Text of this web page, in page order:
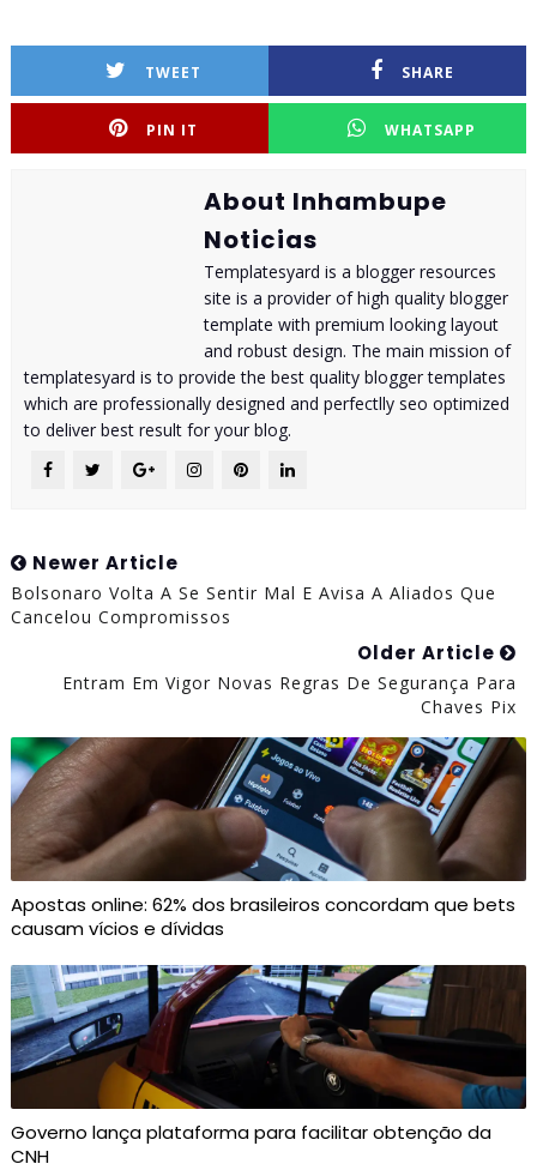
TWEET SHARE
PIN IT WHATSAPP
About Inhambupe
Noticias
Templatesyard is a blogger resources
site is a provider of high quality blogger
template with premium looking layout
and robust design. The main mission of
templatesyard is to provide the best quality blogger templates
which are professionally designed and perfectlly seo optimized
to deliver best result for your blog.
Newer Article
Bolsonaro Volta A Se Sentir Mal E Avisa A Aliados Que
Cancelou Compromissos
Older Article
Entram Em Vigor Novas Regras De Segurança Para
Chaves Pix
Apostas online: 62% dos brasileiros concordam que bets
causam vícios e dívidas
Governo lança plataforma para facilitar obtenção da
CNH